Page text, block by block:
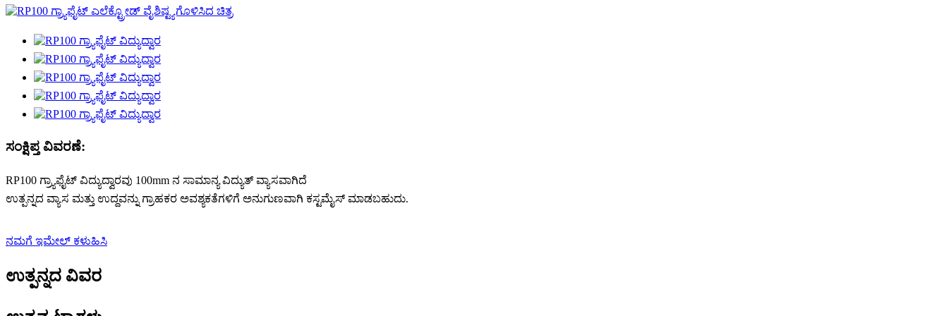
ಸಂಕ್ಷಿಪ್ತ ವಿವರಣೆ:
RP100 ಗ್ರ್ಯಾಫೈಟ್ ವಿದ್ಯುದ್ವಾರವು 100mm ನ ಸಾಮಾನ್ಯ ವಿದ್ಯುತ್ ವ್ಯಾಸವಾಗಿದೆ
ಉತ್ಪನ್ನದ ವ್ಯಾಸ ಮತ್ತು ಉದ್ದವನ್ನು ಗ್ರಾಹಕರ ಅವಶ್ಯಕತೆಗಳಿಗೆ ಅನುಗುಣವಾಗಿ ಕಸ್ಟಮೈಸ್ ಮಾಡಬಹುದು.
ನಮಗೆ ಇಮೇಲ್ ಕಳುಹಿಸಿ
ಉತ್ಪನ್ನದ ವಿವರ